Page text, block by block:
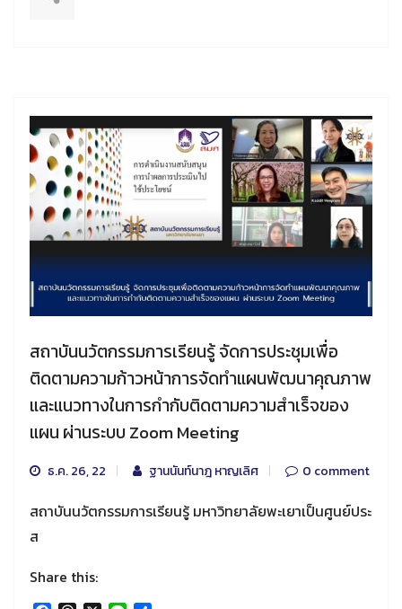
สถาบันนวัตกรรมการเรียนรู้ จัดการประชุมเพื่อ
ติดตามความก้าวหน้าการจัดทำแผนพัฒนาคุณภาพ
และแนวทางในการกำกับติดตามความสำเร็จของ
แผน ผ่านระบบ Zoom Meeting
ธ.ค. 26, 22 ฐานนันท์นาฎ หาญเลิศ 0 comment
สถาบันนวัตกรรมการเรียนรู้ มหาวิทยาลัยพะเยาเป็นศูนย์ประ
ส
Share this: